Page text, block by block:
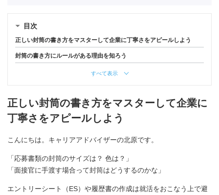
目次
正しい封筒の書き方をマスターして企業に丁寧さをアピールしよう
封筒の書き方にルールがある理由を知ろう
すべて表示
正しい封筒の書き方をマスターして企業に
丁寧さをアピールしよう
こんにちは。キャリアアドバイザーの北原です。
「応募書類の封筒のサイズは？ 色は？」
「面接官に手渡す場合って封筒はどうするのかな」
エントリーシート（ES）や履歴書の作成は就活をおこなう上で避